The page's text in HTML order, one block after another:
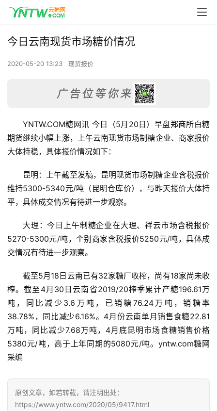
首
页
云
糖
网
今日云南现货市场糖价情况
2020-05-20 13:23 现货报价
YNTW.COM糖网讯 今日（5月20日）早盘郑商所白糖
期货继续小幅上涨，上午云南现货市场制糖企业、商家报价
大体持稳，具体报价情况如下：
昆明：上午截至发稿，昆明现货市场制糖企业含税报价
维持5300-5340元/吨（昆明仓库价），与昨天报价大体持
平，具体成交情况有待进一步观察。
大理：今日上午制糖企业在大理、祥云市场含税报价
5270-5300元/吨，个别商家含税报价5250元/吨，具体成
交情况有待进一步观察。
截至5月18日云南已有32家糖厂收榨，尚有18家尚未收
榨。截至4月30日云南省2019/20榨季累计产糖196.61万
吨，同比减少3.6万吨，已销糖76.24万吨，销糖率
38.78%，同比减少6.16%。4月份云南单月销售食糖22.81
万吨，同比减少7.68万吨，4月底昆明市场食糖销售价格
5380元/吨，高于上年同期的5080元/吨。yntw.com糖网
采编
原创文章，如若转载，请注明出处：
https://www.yntw.com/2020/05/9417.html